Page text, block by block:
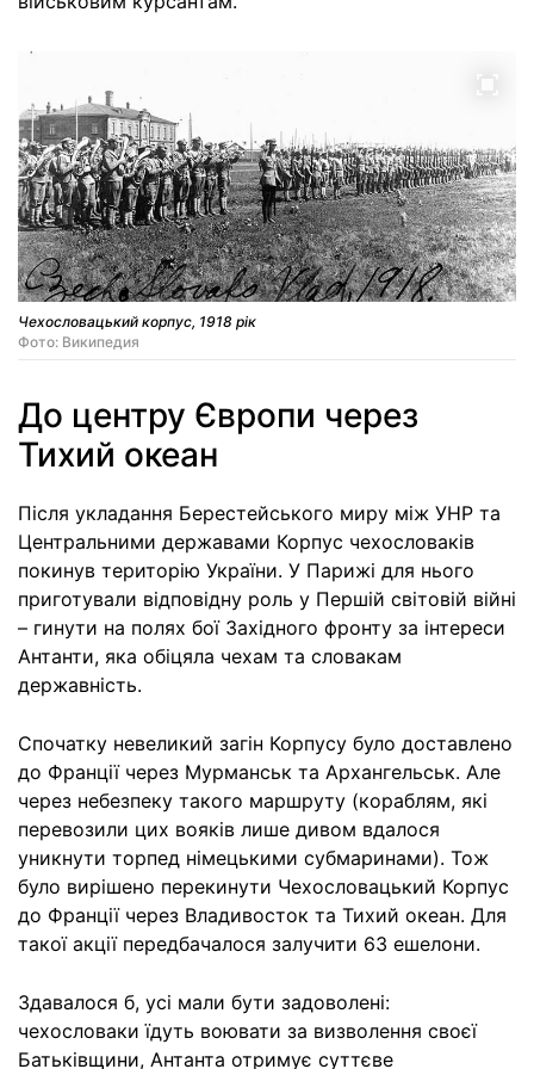
Чехословацький корпус, 1918 рік
Фото: Википедия
До центру Європи через
Тихий океан
Після укладання Берестейського миру між УНР та
Центральними державами Корпус чехословаків
покинув територію України. У Парижі для нього
приготували відповідну роль у Першій світовій війні
– гинути на полях бої Західного фронту за інтереси
Антанти, яка обіцяла чехам та словакам
державність.
Спочатку невеликий загін Корпусу було доставлено
до Франції через Мурманськ та Архангельськ. Але
через небезпеку такого маршруту (кораблям, які
перевозили цих вояків лише дивом вдалося
уникнути торпед німецькими субмаринами). Тож
було вирішено перекинути Чехословацький Корпус
до Франції через Владивосток та Тихий океан. Для
такої акції передбачалося залучити 63 ешелони.
Здавалося б, усі мали бути задоволені:
чехословаки їдуть воювати за визволення своєї
Батьківщини, Антанта отримує суттєве